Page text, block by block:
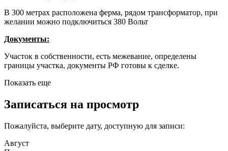
В 300 метрах расположена ферма, рядом трансформатор, при
желании можно подключиться 380 Вольт
Документы:
Участок в собственности, есть межевание, определены
границы участка, документы РФ готовы к сделке.
Показать еще
Записаться на просмотр
Пожалуйста, выберите дату, доступную для записи:
Август